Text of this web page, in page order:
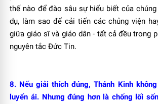
thế nào để đào sâu sự hiểu biết của
dụ, làm sao để cải tiến các chủng viện
giữa giáo sĩ và giáo dân - tất cả đều trong
nguyên tắc Ðức Tin.
8. Nếu giải thích đúng, Thánh Kinh
luyến ái. Nhưng đúng hơn là chống lối